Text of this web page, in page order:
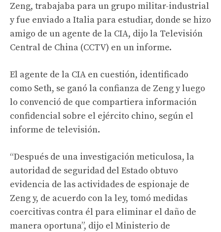
Zeng, trabajaba para un grupo militar-industrial
y fue enviado a Italia para estudiar, donde se hizo
amigo de un agente de la CIA, dijo la Televisión
Central de China (CCTV) en un informe.
El agente de la CIA en cuestión, identificado
como Seth, se ganó la confianza de Zeng y luego
lo convenció de que compartiera información
confidencial sobre el ejército chino, según el
informe de televisión.
“Después de una investigación meticulosa, la
autoridad de seguridad del Estado obtuvo
evidencia de las actividades de espionaje de
Zeng y, de acuerdo con la ley, tomó medidas
coercitivas contra él para eliminar el daño de
manera oportuna”, dijo el Ministerio de